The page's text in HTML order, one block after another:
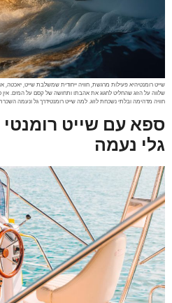
שייט רומנטיהיא פעילות מרגשת, חוויה ייחודית שמשלבת שייט, יאכטה,
שלווה על הזוג שהחליט לחגוג את אהבתו ותחושה של קסם על המים. אין
חוויה מדהימה ובלתי נשכחת לזוג. למה שייט רומנטידרך גל ונעמה
ספא עם שייט
גלי נעמה